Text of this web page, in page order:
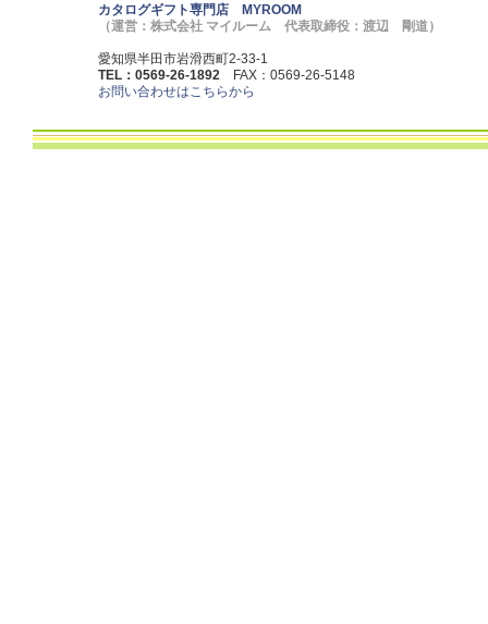
カタログギフト専門店 MYROOM
（運営：株式会社 マイルーム 代表取締役：渡辺 剛道）
愛知県半田市岩滑西町2-33-1
TEL：0569-26-1892 FAX：0569-26-5148
お問い合わせはこちらから